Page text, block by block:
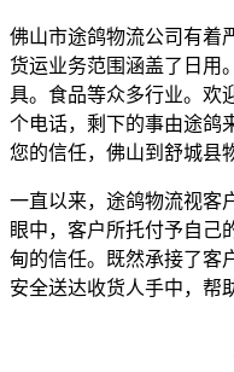
佛山市途鸽物流公司有着
货运业务范围涵盖了日用
具。食品等众多行业。欢
个电话，剩下的事由途鸽
您的信任，佛山到舒城县
一直以来，途鸽物流视客
眼中，客户所托付予自己
甸的信任。既然承接了客
安全送达收货人手中，帮